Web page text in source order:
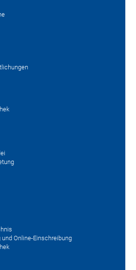
Online-Einschreibung